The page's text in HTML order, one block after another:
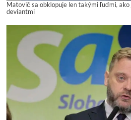
Matovič sa obklopuje len takými ľuďmi, ako
deviantmi